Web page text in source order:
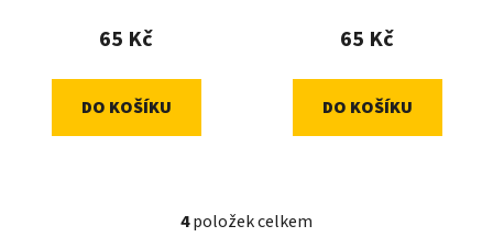
65 Kč
DO KOŠÍKU
65 Kč
DO KOŠÍKU
4položek celkem